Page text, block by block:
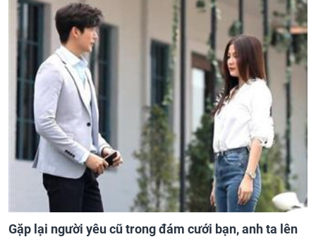
Gặp lại người yêu cũ trong đám cưới bạn, anh ta lên